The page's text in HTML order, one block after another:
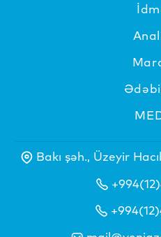
Bakı şəh., Üzeyir